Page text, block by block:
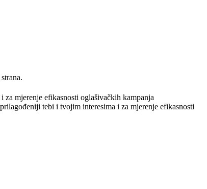
mjerenje efikasnosti oglašivačkih kampanja
tebi i tvojim interesima i za mjerenje efikasnosti